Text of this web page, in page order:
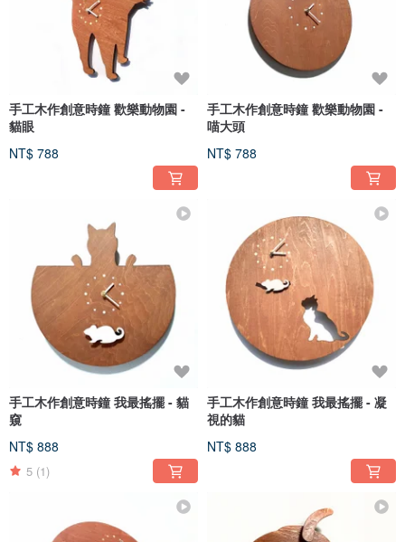
手工木作創意時鐘 歡樂動物園 -
貓眼
NT$ 788
手工木作創意時鐘 歡樂動物園 -
喵大頭
NT$ 788
手工木作創意時鐘 我最搖擺 - 貓
窺
NT$ 888
5 (1)
手工木作創意時鐘 我最搖擺 - 凝
視的貓
NT$ 888